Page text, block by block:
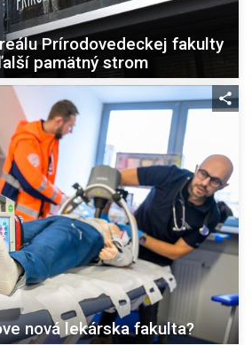
Prírodovedeckej fakulty
pamätný strom
nová lekárska fakulta?